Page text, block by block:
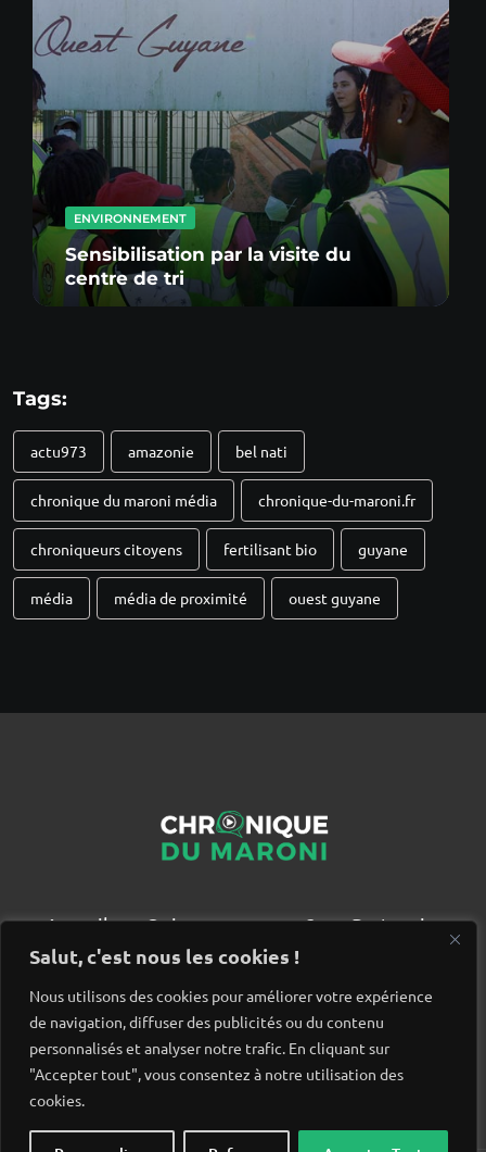
Salut, c'est nous les cookies !
Nous utilisons des cookies pour améliorer votre expérience
de navigation, diffuser des publicités ou du contenu
personnalisés et analyser notre trafic. En cliquant sur
"Accepter tout", vous consentez à notre utilisation des
cookies.
ENVIRONNEMENT
Sensibilisation par la visite du
centre de tri
Tags:
actu973 amazonie bel nati
chronique du maroni média chronique-du-maroni.fr
chroniqueurs citoyens fertilisant bio guyane
média média de proximité ouest guyane
Accueil Qui sommes nous ?
Partenaires
Contact